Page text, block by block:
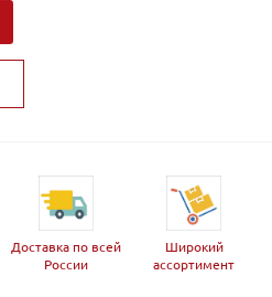
Доставка по всей
России
Широкий
ассортимент